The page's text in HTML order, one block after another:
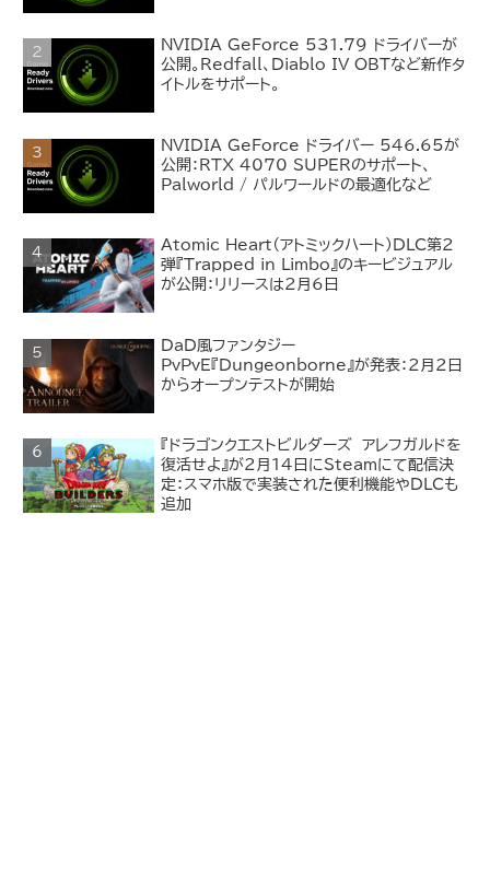
NVIDIA GeForce 531.79 ドライバーが
公開。Redfall、Diablo IV OBTなど新作タ
イトルをサポート。
NVIDIA GeForce ドライバー 546.65が
公開：RTX 4070 SUPERのサポート、
Palworld / パルワールドの最適化など
Atomic Heart（アトミックハート）DLC第2
弾『Trapped in Limbo』のキービジュアル
が公開：リリースは2月6日
DaD風ファンタジー
PvPvE『Dungeonborne』が発表：2月2日
からオープンテストが開始
『ドラゴンクエストビルダーズ アレフガルドを
復活せよ』が2月14日にSteamにて配信決
定：スマホ版で実装された便利機能やDLCも
追加